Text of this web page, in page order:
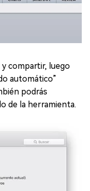
y compartir, luego
automático”
podrás
de la herramienta.